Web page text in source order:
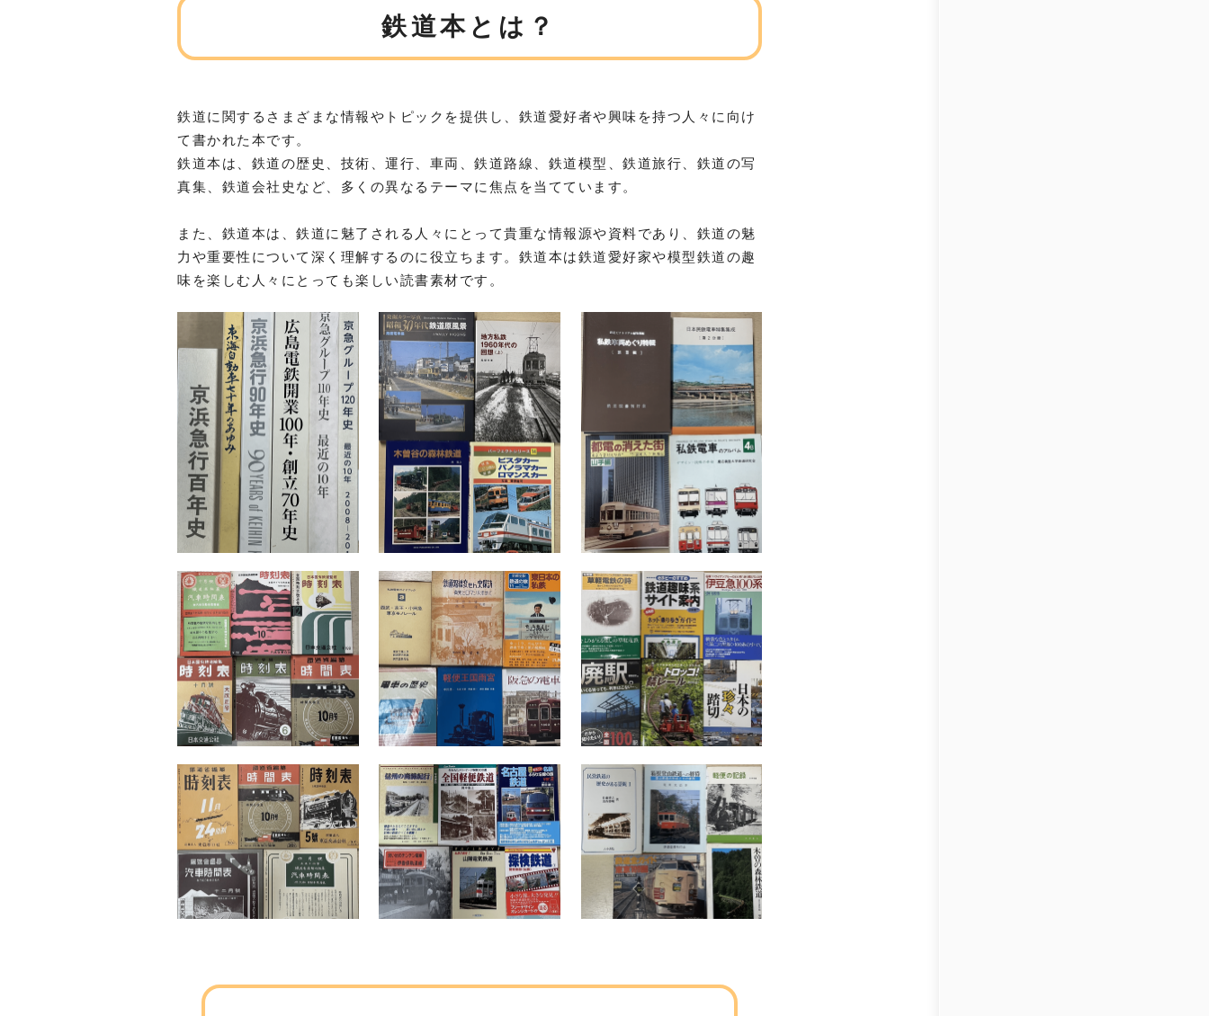
鉄道本とは？
鉄道に関するさまざまな情報やトピックを提供し、鉄道愛好者や興味を持つ人々に向け
て書かれた本です。
鉄道本は、鉄道の歴史、技術、運行、車両、鉄道路線、鉄道模型、鉄道旅行、鉄道の写
真集、鉄道会社史など、多くの異なるテーマに焦点を当てています。
また、鉄道本は、鉄道に魅了される人々にとって貴重な情報源や資料であり、鉄道の魅
力や重要性について深く理解するのに役立ちます。鉄道本は鉄道愛好家や模型鉄道の趣
味を楽しむ人々にとっても楽しい読書素材です。